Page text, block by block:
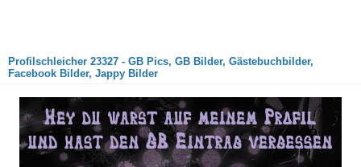
Profilschleicher 23327 - GB Pics, GB Bilder, Gästebuchbilder,
Facebook Bilder, Jappy Bilder